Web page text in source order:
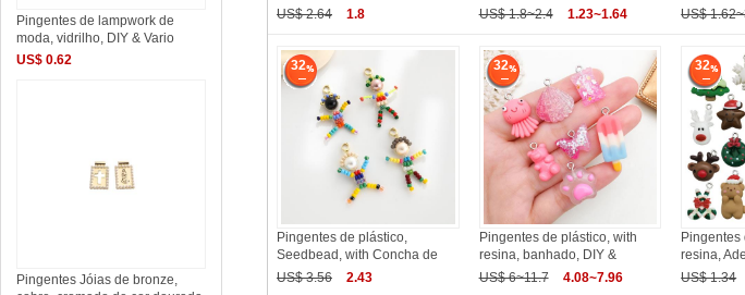
US$ 2.64
1.8
US$ 1.8~2.4
1.23~1.64
US$
32
Pingentes de plástico,
Seedbead, with Concha de
US$ 3.56
2.43
32
Pingentes de plástico, with
resina, banhado, DIY &
US$ 6~11.7
4.08~7.96
32
Pingentes
resina,
US$ 1.34
Pingentes de lampwork de
moda, vidrilho, DIY & Vario
US$ 0.62
Pingentes Jóias de bronze,